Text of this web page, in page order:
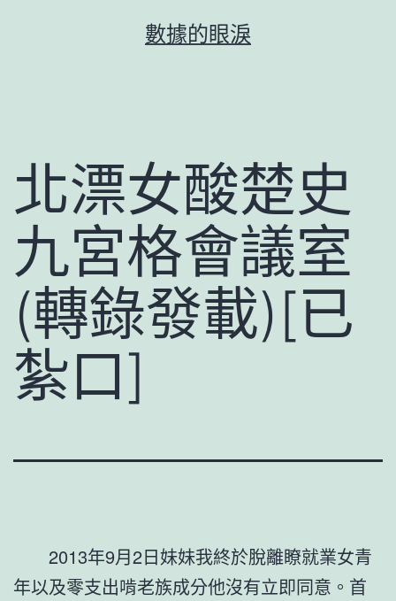
數據的眼淚
北漂女酸楚史
九宮格會議室
(轉錄發載)[已
紮口]
2013年9月2日妹妹我終於脫離瞭就業女青
年以及零支出啃老族成分他沒有立即同意。首